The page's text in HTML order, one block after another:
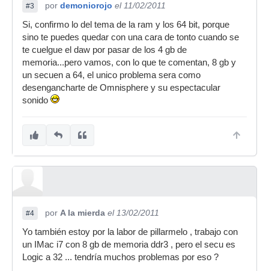
#3 por demoniorojo el 11/02/2011
Si, confirmo lo del tema de la ram y los 64 bit, porque
sino te puedes quedar con una cara de tonto cuando se
te cuelgue el daw por pasar de los 4 gb de
memoria...pero vamos, con lo que te comentan, 8 gb y
un secuen a 64, el unico problema sera como
desengancharte de Omnisphere y su espectacular
sonido
#4 por A la mierda el 13/02/2011
Yo también estoy por la labor de pillarmelo , trabajo con
un IMac i7 con 8 gb de memoria ddr3 , pero el secu es
Logic a 32 ... tendría muchos problemas por eso ?